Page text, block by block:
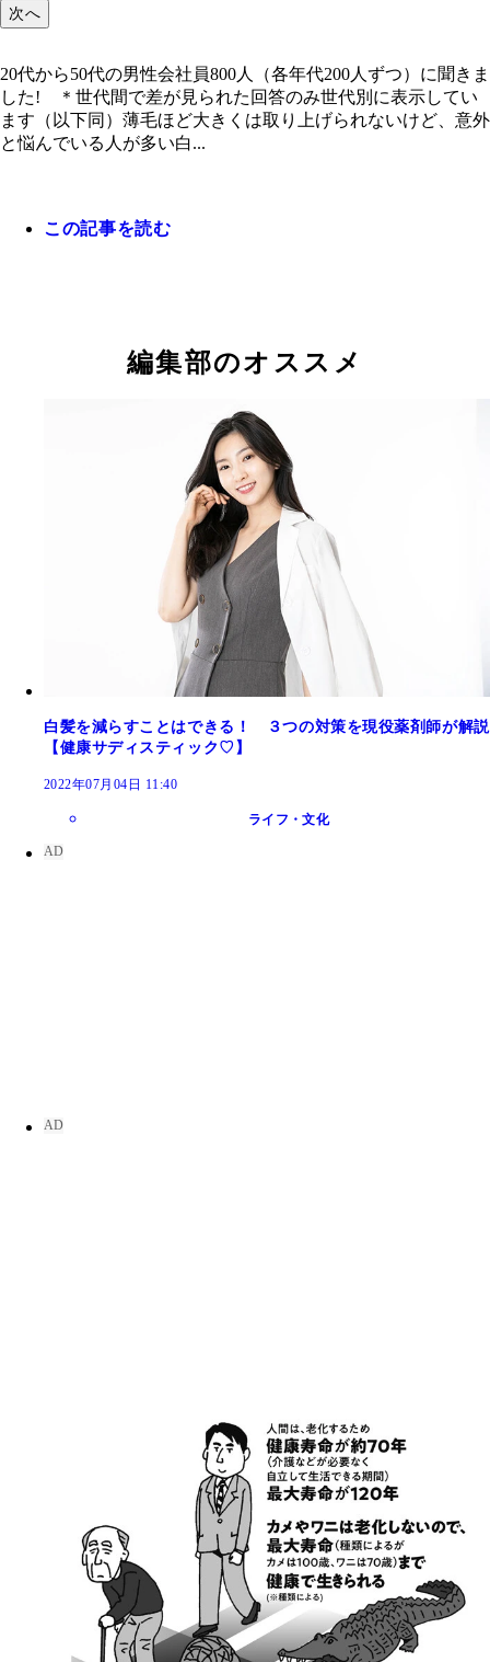
20代から50代の男性会社員800人（各年代200人ず
聞きました! ＊世代間で差が見（以下同）
男の白髪アンケート
男の白髪アンケート
男の白髪アンケート
男の白髪アンケート
次へ
20代から50代の男性会社員800人（各年代200人ずつ）に聞きま
した! ＊世代間で差が見られた回答のみ世代別に表示してい
ます（以下同）薄毛ほど大きくは取り上げられないけど、意外
と悩んでいる人が多い白...
この記事を読む
編集部のオススメ
白髪を減らすことはできる！ ３つの対策を現役薬剤師が解説
【健康サディスティック♡】
2022年07月04日 11:40
ライフ・文化